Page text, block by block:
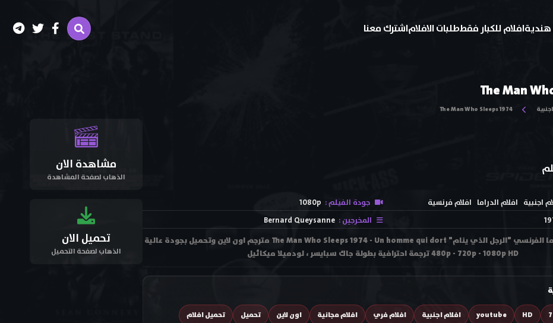
هنديةافلام للكبار فقططلبات الافلاماشترك معنا
The Man
The Man Who Sleeps 1974
اجنبية افلام الدراما افلام فرنسية جودة الفيلم : 1080p
المخرجين : Bernard Queysanne
مشاهدة فيلم الدراما الفرنسي "الرجل الذي ينام" The Man Who Sleeps 1974 - Un homme qui dort مترجم اون لاين وتحميل بجودة عالية
480p - 720p - 1080p HD ترجمة احترافية بطولة جاك سبايسر ، لودميلا ميكائيل
HD
youtube افلام اجنبية افلام فري افلام مجانية اون لاين تحميل
تحميل افلام
مشاهدة الان
الذهاب لصفحة المشاهدة
تحميل الان
الذهاب لصفحة التحميل